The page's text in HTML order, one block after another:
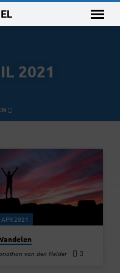
2021
2021
van den Helder